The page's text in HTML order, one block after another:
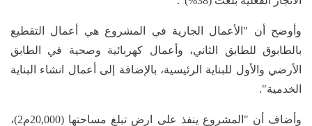
وأوضح أن "الأعمال الجارية في المشروع هي أعمال التقطيع
بالطابوق للطابق الثاني، وأعمال كهربائية وصحية في الطابق
الأرضي والأول للبناية الرئيسية، بالإضافة إلى أعمال انشاء البناية
الخدمية".
وأضاف أن "المشروع ينفذ على ارض تبلغ مساحتها (20,000م2)،